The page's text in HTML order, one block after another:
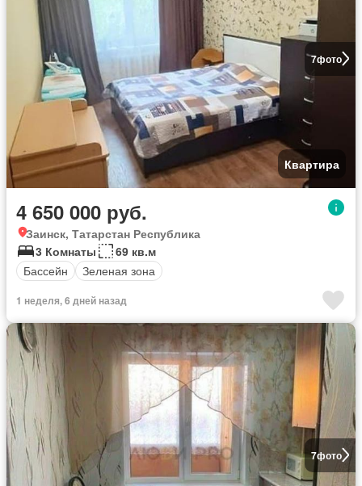
7фото
Квартира
4 650 000 руб.
Заинск, Татарстан Республика
3 Комнаты
69 кв.м
Бассейн
Зеленая зона
1 неделя, 6 дней назад
7фото